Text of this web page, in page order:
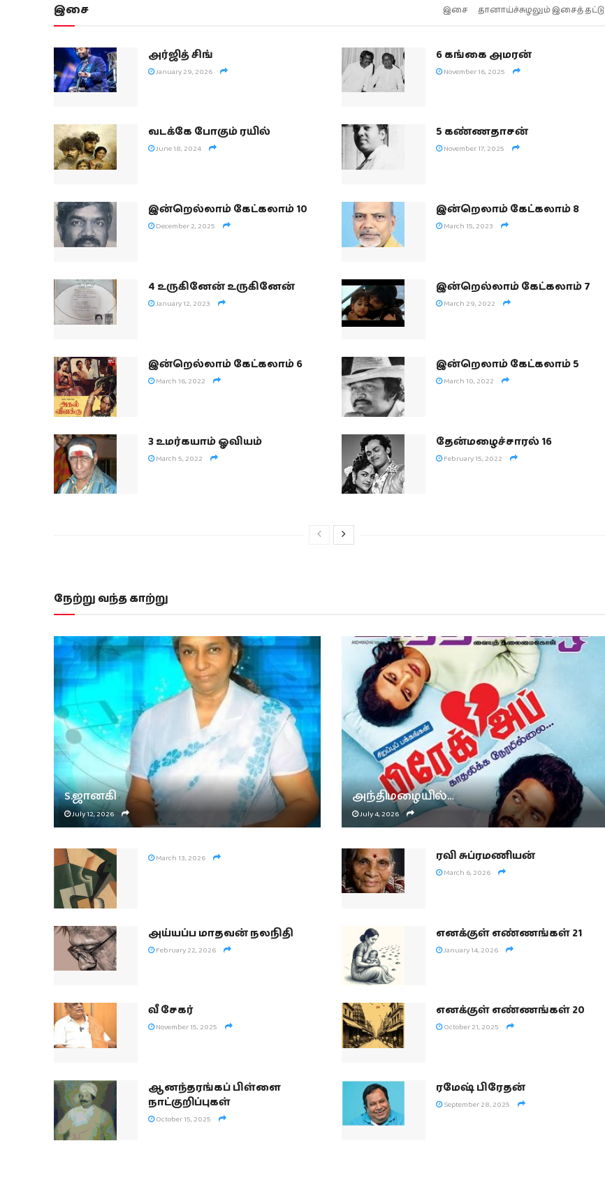
இசை இசை தானாய்ச்சுழலும் இசைத் தட்டு
அர்ஜித் சிங்
January 29, 2026
6 கங்கை அமரன்
November 16, 2025
வடக்கே போகும் ரயில்
June 18, 2024
5 கண்ணதாசன்
November 17, 2025
இன்றெல்லாம் கேட்கலாம் 10
December 2, 2025
இன்றெலாம் கேட்கலாம் 8
March 15, 2023
4 உருகினேன் உருகினேன்
January 12, 2023
இன்றெல்லாம் கேட்கலாம் 7
March 29, 2022
இன்றெல்லாம் கேட்கலாம் 6
March 16, 2022
இன்றெலாம் கேட்கலாம் 5
March 10, 2022
3 உமர்கயாம் ஓவியம்
March 5, 2022
தேன்மழைச்சாரல் 16
February 15, 2022
நேற்று வந்த காற்று
S.ஜானகி
July 12, 2026
அந்திமழையில்…
July 4, 2026
March 13, 2026 ரவி சுப்ரமணியன்
March 6, 2026
அய்யப்ப மாதவன் நலநிதி
February 22, 2026
எனக்குள் எண்ணங்கள் 21
January 14, 2026
வீ சேகர்
November 15, 2025
எனக்குள் எண்ணங்கள் 20
October 21, 2025
ஆனந்தரங்கப் பிள்ளை
நாட்குறிப்புகள்
October 15, 2025
ரமேஷ் பிரேதன்
September 28, 2025